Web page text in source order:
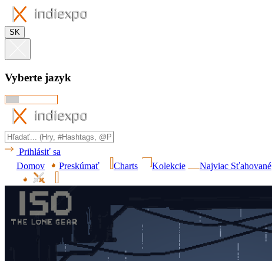
SK
Vyberte jazyk
Prihlásiť sa
Domov
Preskúmať Charts Kolekcie Najviac Sťahované